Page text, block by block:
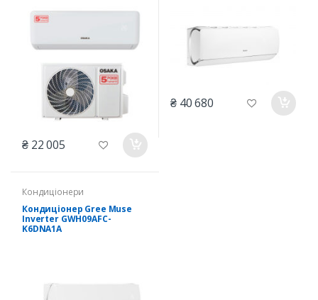
₴ 22 005
₴ 40 680
Кондиціонери
Кондиціонер Gree Muse
Inverter GWH09AFC-
K6DNA1A